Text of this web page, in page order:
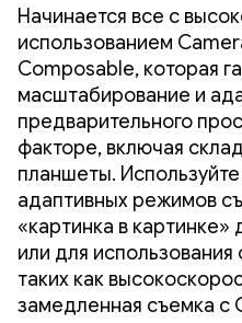
Начинается все с
использованием
Composable, которая
масштабирование и
предварительного
факторе, включая
планшеты.
адаптивных режимов
«картинка в картинке»
или для
таких как
замедленная съемка с